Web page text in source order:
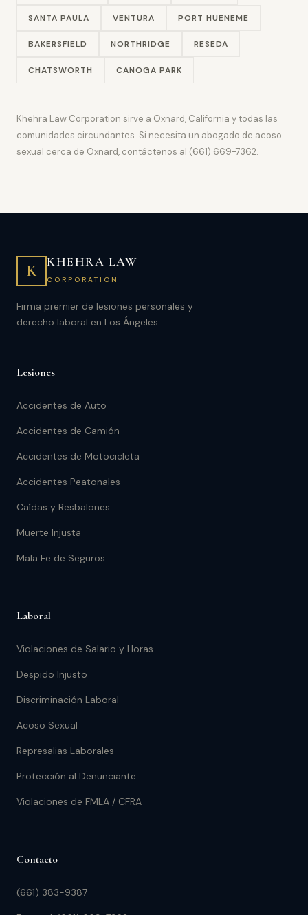
SANTA PAULA VENTURA PORT HUENEME
BAKERSFIELD NORTHRIDGE RESEDA
CHATSWORTH CANOGA PARK
Khehra Law Corporation sirve a Oxnard, California y todas las
comunidades circundantes. Si necesita un abogado de acoso
sexual cerca de Oxnard, contáctenos al (661) 669-7362.
K
KHEHRA LAW
CORPORATION
Firma premier de lesiones personales y
derecho laboral en Los Ángeles.
Lesiones
Accidentes de Auto
Accidentes de Camión
Accidentes de Motocicleta
Accidentes Peatonales
Caídas y Resbalones
Muerte Injusta
Mala Fe de Seguros
Laboral
Violaciones de Salario y Horas
Despido Injusto
Discriminación Laboral
Acoso Sexual
Represalias Laborales
Protección al Denunciante
Violaciones de FMLA / CFRA
Contacto
(661) 383-9387